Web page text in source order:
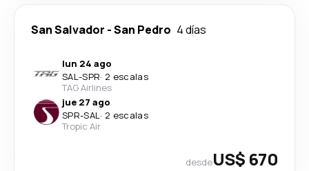
San Salvador -San Pedro 4 días
lun 24 ago
SAL-SPR· 2 escalas
TAG Airlines
jue 27 ago
SPR-SAL· 2 escalas
Tropic Air
desdeUS$ 670